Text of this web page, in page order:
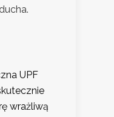
UPF
wrażliwą